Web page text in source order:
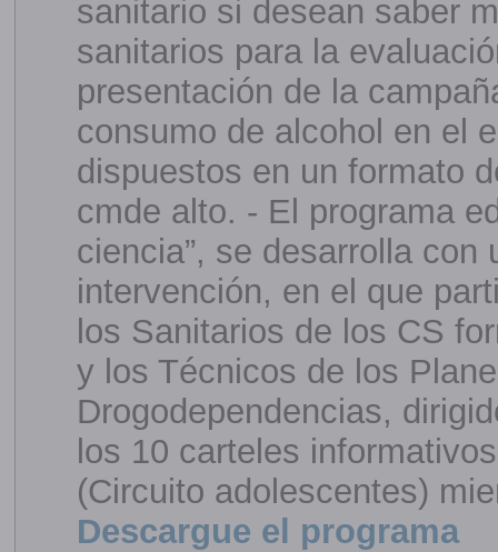
sanitario si desean saber
sanitarios para la
presentación de la
consumo de alcohol en el
dispuestos en un formato
cmde alto. - El programa
ciencia”, se desarrolla
intervención, en el que
los Sanitarios de los CS
y los Técnicos de los
Drogodependencias,
los 10 carteles
(Circuito adolescentes)
Descargue el programa